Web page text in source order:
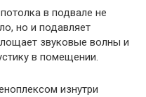
в подвале не
но и подавляет
звуковые волны и
в помещении.
изнутри